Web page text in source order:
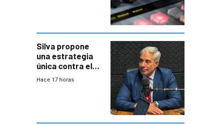
Silva propone
una estrategia
única contra el
narcotráfico y
Hace 17 horas